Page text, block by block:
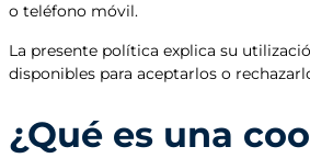
o teléfono móvil.
La presente política explica su
disponibles para aceptarlos o
¿Qué es una